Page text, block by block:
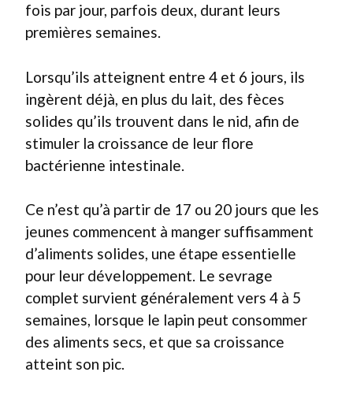
fois par jour, parfois deux, durant leurs
premières semaines.
Lorsqu’ils atteignent entre 4 et 6 jours, ils
ingèrent déjà, en plus du lait, des fèces
solides qu’ils trouvent dans le nid, afin de
stimuler la croissance de leur flore
bactérienne intestinale.
Ce n’est qu’à partir de 17 ou 20 jours que les
jeunes commencent à manger suffisamment
d’aliments solides, une étape essentielle
pour leur développement. Le sevrage
complet survient généralement vers 4 à 5
semaines, lorsque le lapin peut consommer
des aliments secs, et que sa croissance
atteint son pic.